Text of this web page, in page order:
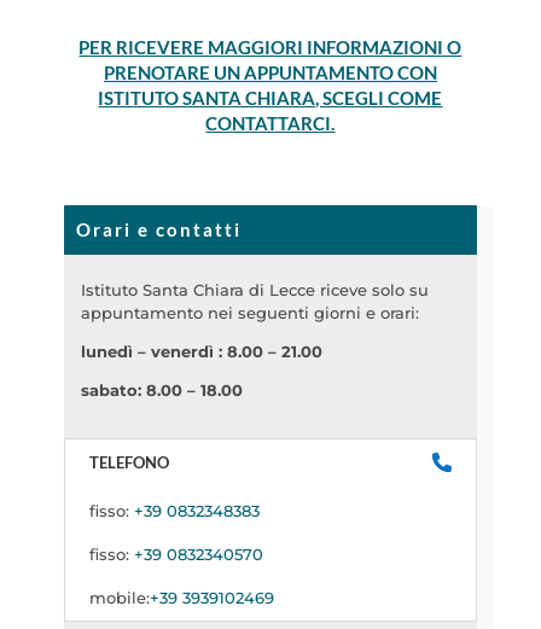
PER RICEVERE MAGGIORI INFORMAZIONI O
PRENOTARE UN APPUNTAMENTO CON
ISTITUTO SANTA CHIARA, SCEGLI COME
CONTATTARCI.
Orari e contatti
Istituto Santa Chiara di Lecce riceve solo su
appuntamento nei seguenti giorni e orari:
lunedì – venerdì : 8.00 – 21.00
sabato: 8.00 – 18.00
TELEFONO
fisso: +39 0832348383
fisso: +39 0832340570
mobile:+39 3939102469